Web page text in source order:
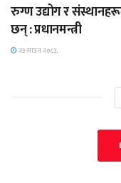
रुग्ण उद्योग र
छन् : प्रधानमन्त्री
२३ साउन २०८३,